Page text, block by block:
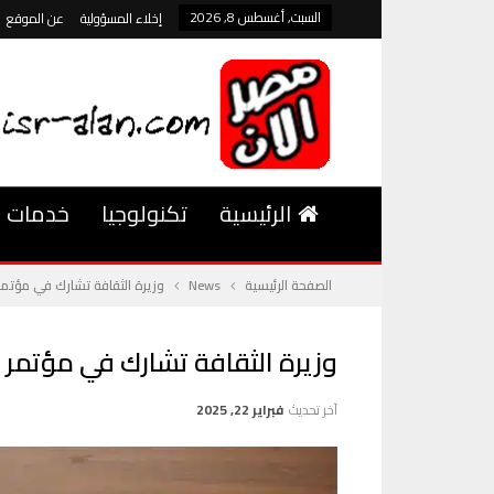
السبت, أغسطس 8, 2026 إخلاء المسؤولية عن الموقع
الرئيسية تكنولوجيا خدمات
الصفحة الرئيسية News وزيرة الثقافة تشارك في
وزيرة الثقافة تشارك في مؤتمر
آخر تحديث فبراير 22, 2025